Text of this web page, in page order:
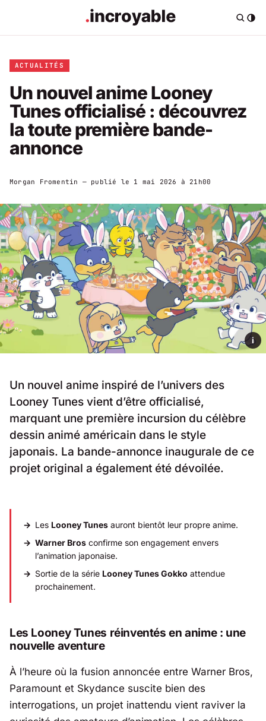
ACTUALITÉS
Un nouvel anime Looney
Tunes officialisé : découvrez
la toute première bande-
annonce
Morgan Fromentin — publié le 1 mai 2026 à 21h00
i
Un nouvel anime inspiré de l’univers des
Looney Tunes vient d’être officialisé,
marquant une première incursion du célèbre
dessin animé américain dans le style
japonais. La bande-annonce inaugurale de ce
projet original a également été dévoilée.
Les Looney Tunes auront bientôt leur propre anime.
Warner Bros confirme son engagement envers
l’animation japonaise.
Sortie de la série Looney Tunes Gokko attendue
prochainement.
Les Looney Tunes réinventés en anime : une
nouvelle aventure
À l’heure où la fusion annoncée entre Warner Bros,
Paramount et Skydance suscite bien des
interrogations, un projet inattendu vient raviver la